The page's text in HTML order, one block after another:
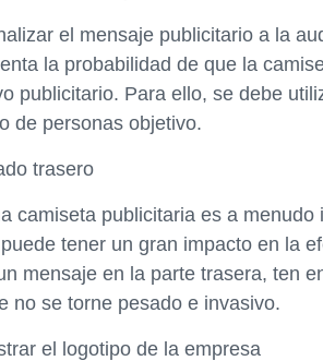
el mensaje publicitario a la
la probabilidad de que la
publicitario. Para ello, se debe
de personas objetivo.
trasero
camiseta publicitaria es a
tener un gran impacto en la
mensaje en la parte trasera, ten
no se torne pesado e invasivo.
el logotipo de la empresa